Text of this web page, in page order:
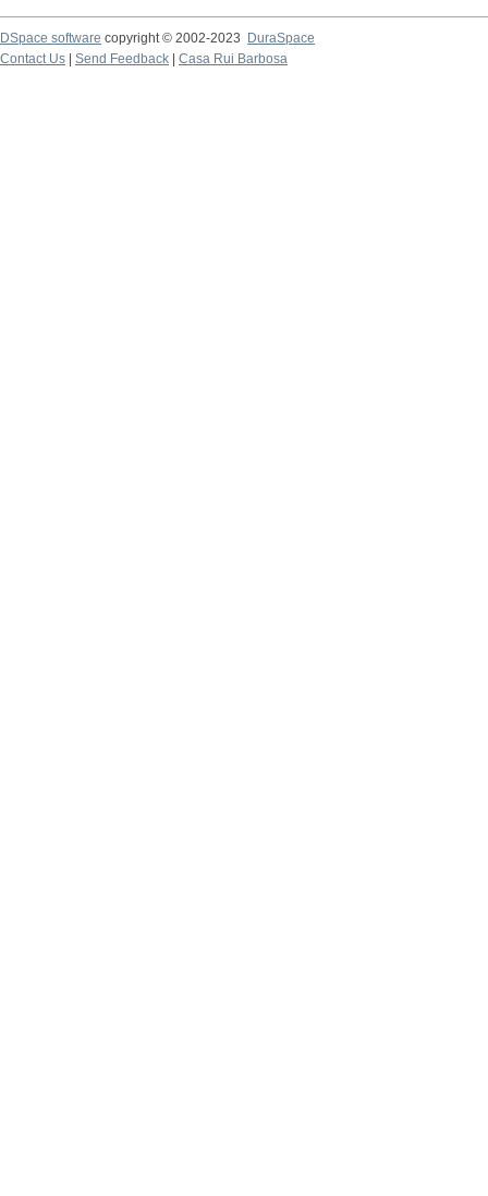
DSpace software copyright © 2002-2023
DuraSpace
Contact Us
Send Feedback Casa Rui Barbosa